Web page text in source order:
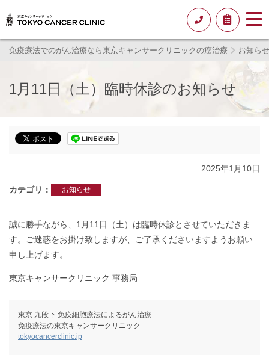
免疫療法でのがん治療なら東京キャンサークリニックの癌治療 お知らせ
1月11日（土）臨時休診のお知らせ
2025年1月10日
カテゴリ お知らせ
誠に勝手ながら、1月11日（土）は臨時休診とさせていただきま
す。ご迷惑をお掛け致しますが、ご了承くださいますようお願い
申し上げます。
東京キャンサークリニック 事務局
東京 九段下 免疫細胞療法によるがん治療
免疫療法の東京キャンサークリニック
tokyocancerclinic.jp